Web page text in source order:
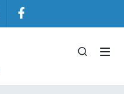
Youtube